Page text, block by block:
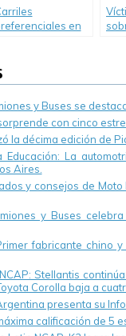
en
y Buses se
con cinco
la décima edición de
Educación: La
Aires.
y consejos de
y Buses
fabricante chino
Stellantis
Corolla baja a
presenta su
calificación de 5